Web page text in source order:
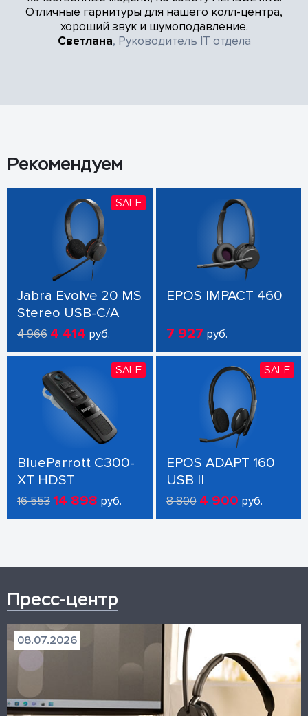
Отличные гарнитуры для нашего колл-центра,
хороший звук и шумоподавление.
Светлана, Руководитель IT отдела
Рекомендуем
SALE
Jabra Evolve 20 MS
Stereo USB-C/A
4 966 4 414 руб.
EPOS IMPACT 460
7 927 руб.
SALE
BlueParrott C300-
XT HDST
16 55314 898 руб.
SALE
EPOS ADAPT 160
USB II
8 800 4 900 руб.
Пресс-центр
08.07.2026